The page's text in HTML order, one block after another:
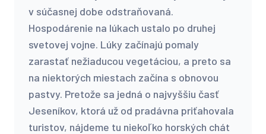
v súčasnej dobe odstraňovaná.
Hospodárenie na lúkach ustalo po druhej
svetovej vojne. Lúky začínajú pomaly
zarastať nežiaducou vegetáciou, a preto sa
na niektorých miestach začína s obnovou
pastvy. Pretože sa jedná o najvyššiu časť
Jeseníkov, ktorá už od pradávna priťahovala
turistov, nájdeme tu niekoľko horských chát